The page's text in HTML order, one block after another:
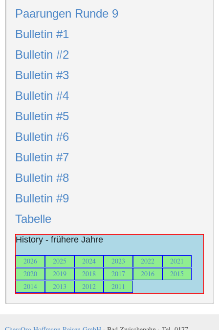
Paarungen Runde 9
Bulletin #1
Bulletin #2
Bulletin #3
Bulletin #4
Bulletin #5
Bulletin #6
Bulletin #7
Bulletin #8
Bulletin #9
Tabelle
History - frühere Jahre
2026 2025 2024 2023 2022
2021
2020
2019 2018 2017 2016
2015
2014
2013 2012 2011